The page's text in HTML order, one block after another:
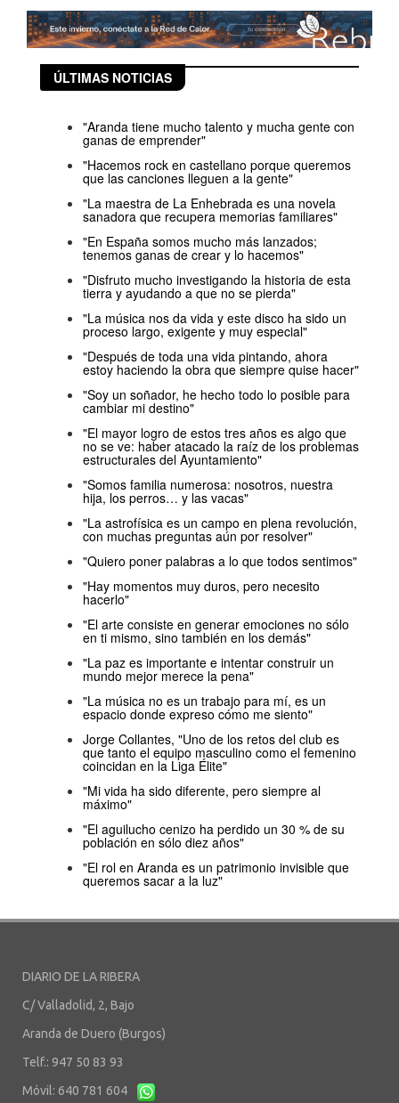
ÚLTIMAS NOTICIAS
"Aranda tiene mucho talento y mucha gente con
ganas de emprender"
"Hacemos rock en castellano porque queremos
que las canciones lleguen a la gente"
"La maestra de La Enhebrada es una novela
sanadora que recupera memorias familiares"
"En España somos mucho más lanzados;
tenemos ganas de crear y lo hacemos"
"Disfruto mucho investigando la historia de esta
tierra y ayudando a que no se pierda"
"La música nos da vida y este disco ha sido un
proceso largo, exigente y muy especial"
"Después de toda una vida pintando, ahora
estoy haciendo la obra que siempre quise hacer"
"Soy un soñador, he hecho todo lo posible para
cambiar mi destino"
"El mayor logro de estos tres años es algo que
no se ve: haber atacado la raíz de los problemas
estructurales del Ayuntamiento"
"Somos familia numerosa: nosotros, nuestra
hija, los perros… y las vacas"
"La astrofísica es un campo en plena revolución,
con muchas preguntas aún por resolver"
"Quiero poner palabras a lo que todos sentimos"
"Hay momentos muy duros, pero necesito
hacerlo"
"El arte consiste en generar emociones no sólo
en ti mismo, sino también en los demás"
"La paz es importante e intentar construir un
mundo mejor merece la pena"
"La música no es un trabajo para mí, es un
espacio donde expreso cómo me siento"
Jorge Collantes, "Uno de los retos del club es
que tanto el equipo masculino como el femenino
coincidan en la Liga Élite"
"Mi vida ha sido diferente, pero siempre al
máximo"
"El aguilucho cenizo ha perdido un 30 % de su
población en sólo diez años"
"El rol en Aranda es un patrimonio invisible que
queremos sacar a la luz"
DIARIO DE LA RIBERA
C/ Valladolid, 2, Bajo
Aranda de Duero (Burgos)
Telf.: 947 50 83 93
Móvil: 640 781 604